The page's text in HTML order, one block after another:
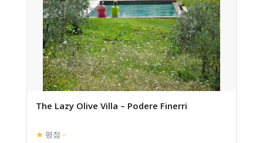
The Lazy Olive Villa – Podere Finerri
★ 평점 –